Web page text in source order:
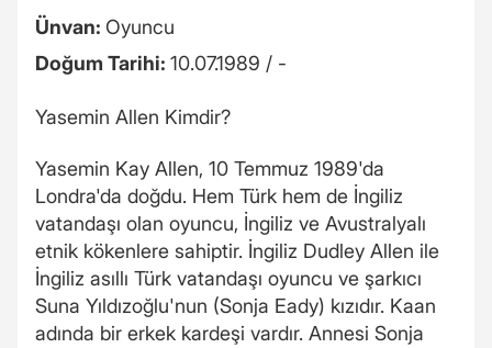
Ünvan: Oyuncu
Doğum Tarihi: 10.07.1989 / -
Yasemin Allen Kimdir?
Yasemin Kay Allen, 10 Temmuz 1989'da
Londra'da doğdu. Hem Türk hem de İngiliz
vatandaşı olan oyuncu, İngiliz ve Avustralyalı
etnik kökenlere sahiptir. İngiliz Dudley Allen ile
İngiliz asıllı Türk vatandaşı oyuncu ve şarkıcı
Suna Yıldızoğlu'nun (Sonja Eady) kızıdır. Kaan
adında bir erkek kardeşi vardır. Annesi Sonja